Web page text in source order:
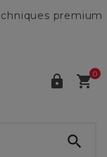
premium
 0
